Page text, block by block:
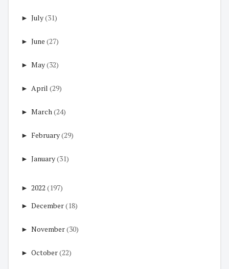
► July(31)
► June (27)
► May(32)
► April (29)
► March(24)
► February(29)
► January(31)
► 2022 (197)
► December(18)
► November(30)
► October(22)